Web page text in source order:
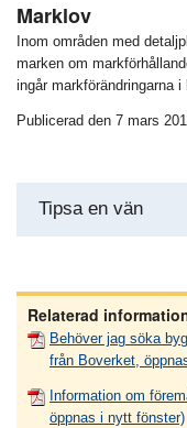
Marklov
Inom områden med
marken om
ingår markförändringarna i
Publicerad den 7 mars
Tipsa en vän
Relaterad
Behöver jag söka
från Boverket,
Information om
öppnas i nytt fönster)